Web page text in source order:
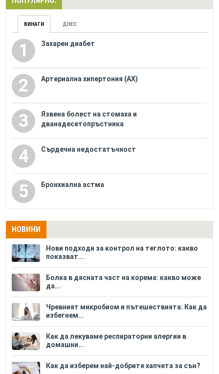
ВИНАГИ ДНЕС
1 Захарен диабет
2 Артериална хипертония (АХ)
3
Язвена болест на стомаха и
дванадесетопръстника
4 Сърдечна недостатъчност
5 Бронхиална астма
НОВИНИ
Нови подходи за контрол на теглото: какво
показват...
Болка в дясната част на корема: какво може
да...
Чревният микробиом и пътешествията: Как да
избегнем...
Как да лекуваме респираторни алергии в
домашни...
Как да изберем най-добрите хапчета за сън?